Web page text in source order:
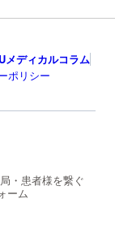
メディカルコラム
ポリシー
・患者様を繋ぐ
ーム